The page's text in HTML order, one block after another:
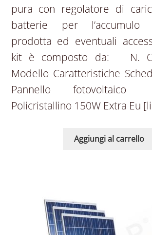
pura con regolatore di
batterie per l’accumulo
prodotta ed eventuali
kit è composto da: N.
Modello Caratteristiche
Pannello fotovoltaico
Policristallino 150W Extra Eu
Aggiungi al carrello